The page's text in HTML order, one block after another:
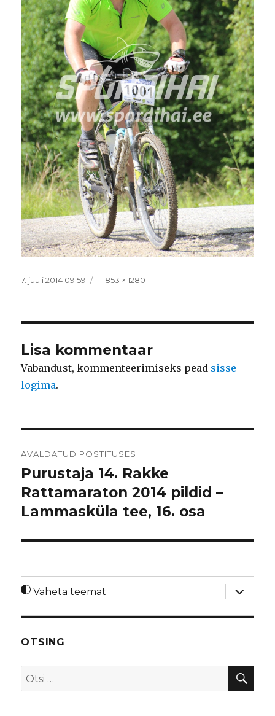
Postitatud
7. juuli 2014 09:59 Täissuurus
853 × 1280
Lisa kommentaar
Vabandust, kommenteerimiseks pead sisse
logima.
AVALDATUD POSTITUSES
Purustaja 14. Rakke
Rattamaraton 2014 pildid –
Lammasküla tee, 16. osa
Vaheta teemat
laienda
OTSING
Otsi: